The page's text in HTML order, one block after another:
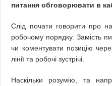
питання обговорювати в
Слід почати говорити про
робочому порядку. Замість
чи коментувати позицію
лінії та робочі зустрічі.
Наскільки розумію, та